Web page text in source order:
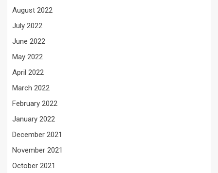
August 2022
July 2022
June 2022
May 2022
April 2022
March 2022
February 2022
January 2022
December 2021
November 2021
October 2021